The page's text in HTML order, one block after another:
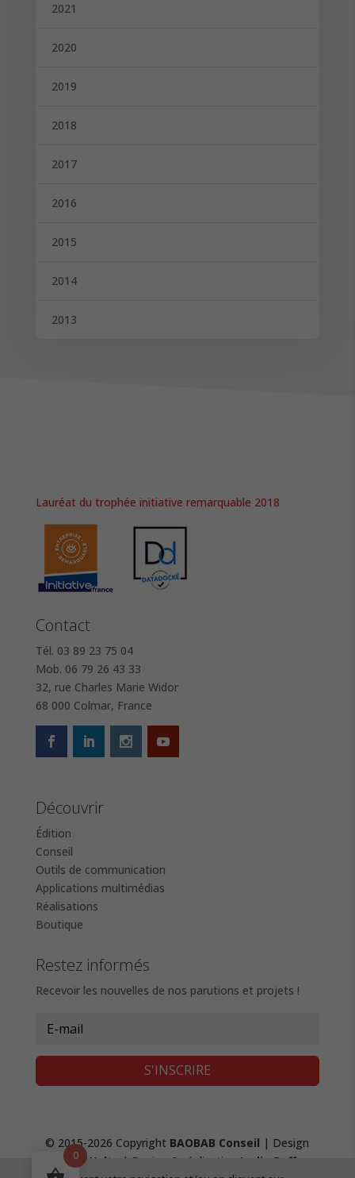
2021
2020
2019
2018
2017
2016
2015
2014
2013
Lauréat du trophée initiative remarquable 2018
Contact
Tél. 03 89 23 75 04
Mob. 06 79 26 43 33
32, rue Charles Marie Widor
68 000 Colmar, France
Découvrir
Édition
Conseil
Outils de communication
Applications multimédias
Réalisations
Boutique
Restez informés
Recevoir les nouvelles de nos parutions et projets !
S'INSCRIRE
© 2015-2026 Copyright BAOBAB Conseil | Design
Fanny Waltz
| Design & réalisation Lydie Boffy
0